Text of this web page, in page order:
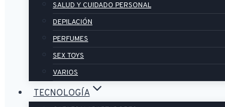
SALUD Y CUIDADO PERSONAL
DEPILACIÓN
PERFUMES
SEX TOYS
VARIOS
TECNOLOGÍA